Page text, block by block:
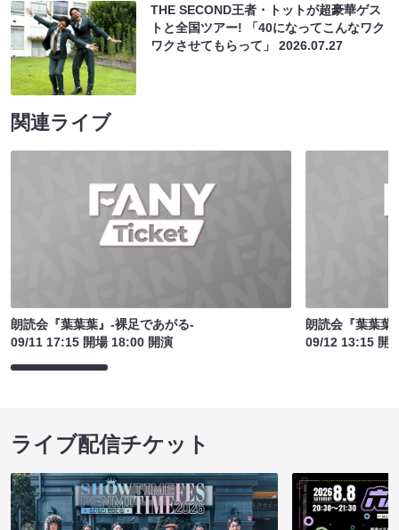
THE SECOND王者・トットが超豪華ゲス
トと全国ツアー! 「40になってこんなワク
ワクさせてもらって」2026.07.27
関連ライブ
朗読会『葉葉葉』-裸足であがる-
09/11 17:15 開場 18:00 開演
朗読会『葉葉葉
09/12 13:15 開
ライブ配信チケット